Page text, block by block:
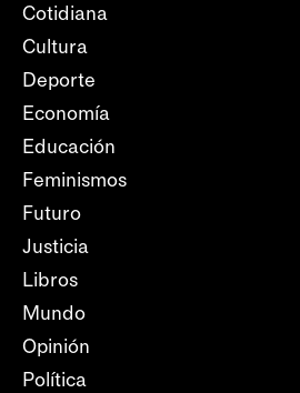
Cotidiana
Cultura
Deporte
Economía
Educación
Feminismos
Futuro
Justicia
Libros
Mundo
Opinión
Política